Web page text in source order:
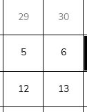
29 30
5 6
12 13